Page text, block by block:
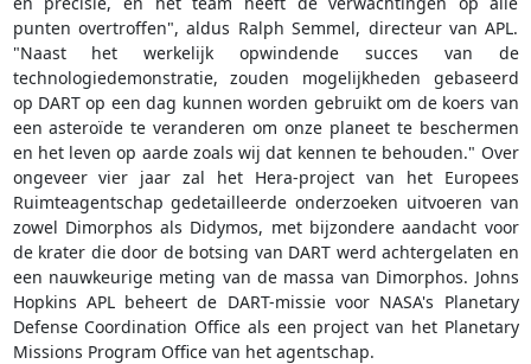
punten overtroffen", aldus Ralph Semmel, directeur van APL.
"Naast het werkelijk opwindende succes van de
technologiedemonstratie, zouden mogelijkheden gebaseerd
op DART op een dag kunnen worden gebruikt om de koers van
een asteroïde te veranderen om onze planeet te beschermen
en het leven op aarde zoals wij dat kennen te behouden." Over
ongeveer vier jaar zal het Hera-project van het Europees
Ruimteagentschap gedetailleerde onderzoeken uitvoeren van
zowel Dimorphos als Didymos, met bijzondere aandacht voor
de krater die door de botsing van DART werd achtergelaten en
een nauwkeurige meting van de massa van Dimorphos. Johns
Hopkins APL beheert de DART-missie voor NASA's Planetary
Defense Coordination Office als een project van het Planetary
Missions Program Office van het agentschap.